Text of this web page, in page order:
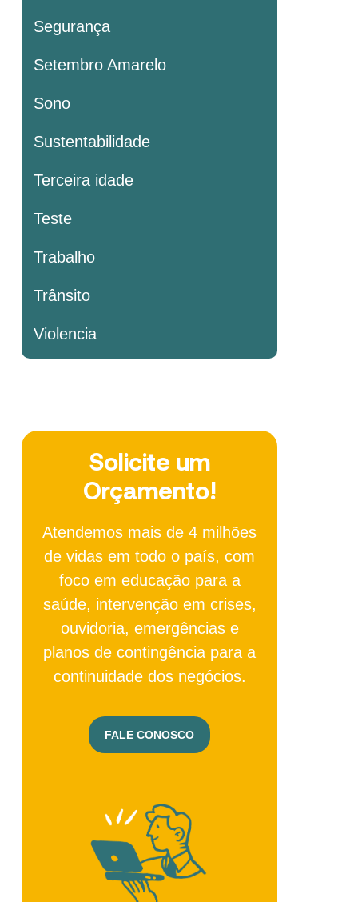
Segurança
Setembro Amarelo
Sono
Sustentabilidade
Terceira idade
Teste
Trabalho
Trânsito
Violencia
Solicite um
Orçamento!
Atendemos mais de 4 milhões
de vidas em todo o país, com
foco em educação para a
saúde, intervenção em crises,
ouvidoria, emergências e
planos de contingência para a
continuidade dos negócios.
FALE CONOSCO